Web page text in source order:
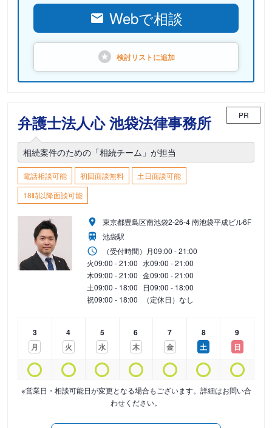
Webで相談
検討リストに追加
弁護士法人心 池袋法律事務所 PR
相続案件のための「相続チーム」が担当
電話相談可能 初回面談無料
土日面談可能
18時以降面談可能
東京都豊島区南池袋2-26-4 南池袋平成ビル6F
池袋駅
（受付時間） 月09:00 - 21:00
火09:00 - 21:00 水09:00 - 21:00
木09:00 - 21:00 金09:00 - 21:00
土09:00 - 18:00 日09:00 - 18:00
祝09:00 - 18:00 （定休日）なし
3
月
4
火
5
水
6
木
7
金
8
土
9
日
※営業日・相談可能日が変更となる場合もございます。詳細はお問い合
わせください。